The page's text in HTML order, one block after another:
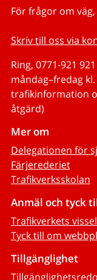
För frågor om
Skriv till oss via
Ring, 0771-921 921
måndag–fredag
trafikinformation
åtgärd)
Mer om
Delegationen för
Färjerederiet
Trafikverksskolan
Anmäl och tyck
Trafikverkets
Tyck till om
Tillgänglighet